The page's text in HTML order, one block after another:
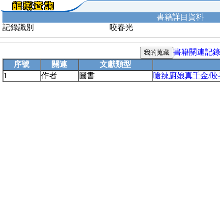
書籍詳目資料
記錄識別
咬春光
書籍關連記錄
序號
關連
文獻類型
1
作者 圖書 嗆辣廚娘真千金/咬